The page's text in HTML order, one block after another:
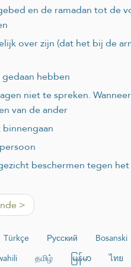
en de ramadan tot de
over zijn (dat het bij de
hebben
niet te spreken.
van de ander
beschermen tegen
>
Türkçe Русский Bosanski
தமிழ் မြန်မာ ไทย